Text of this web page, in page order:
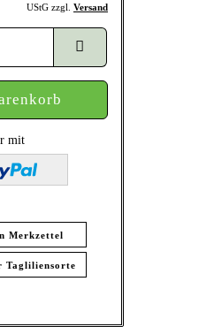
UStG zzgl. Versand
mit
Merkzettel
Tagliliensorte